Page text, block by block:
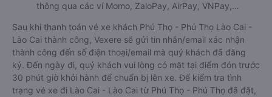
thông qua các ví Momo, ZaloPay, AirPay, VNPay,…
Sau khi thanh toán vé xe khách Phú Thọ - Phú Thọ Lào Cai -
Lào Cai thành công, Vexere sẽ gửi tin nhắn/email xác nhận
thành công đến số điện thoại/email mà quý khách đã đăng
ký. Đến ngày đi, quý khách vui lòng có mặt tại điểm đón trước
30 phút giờ khởi hành để chuẩn bị lên xe. Để kiểm tra tình
trạng vé xe đi Lào Cai - Lào Cai từ Phú Thọ - Phú Thọ đã đặt,